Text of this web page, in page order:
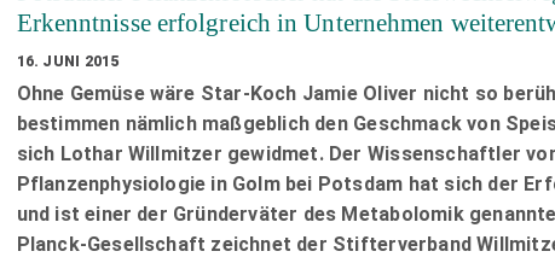
Erkenntnisse erfolgreich in Unternehmen
16. JUNI 2015
Ohne Gemüse wäre Star-Koch Jamie Oliver nicht so
bestimmen nämlich maßgeblich den Geschmack von
sich Lothar Willmitzer gewidmet. Der Wissenschaftler
Pflanzenphysiologie in Golm bei Potsdam hat sich der
und ist einer der Gründerväter des Metabolomik
Planck-Gesellschaft zeichnet der Stifterverband